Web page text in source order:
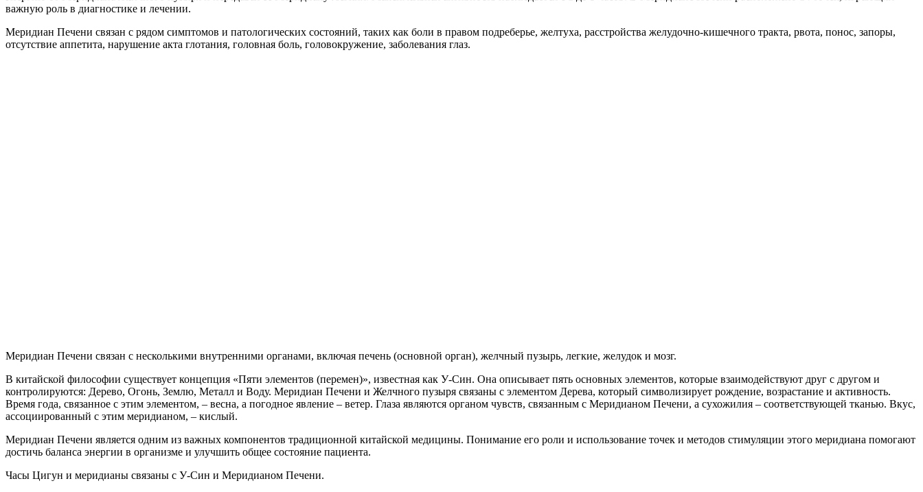
важную роль в диагностике и лечении.
Меридиан Печени связан с рядом симптомов и патологических состояний, таких как боли в правом подреберье, желтуха, расстройства желудочно-кишечного тракта, рвота, понос, запоры,
отсутствие аппетита, нарушение акта глотания, головная боль, головокружение, заболевания глаз.
Меридиан Печени связан с несколькими внутренними органами, включая печень (основной орган), желчный пузырь, легкие, желудок и мозг.
В китайской философии существует концепция «Пяти элементов (перемен)», известная как У-Син. Она описывает пять основных элементов, которые взаимодействуют друг с другом и
контролируются: Дерево, Огонь, Землю, Металл и Воду. Меридиан Печени и Желчного пузыря связаны с элементом Дерева, который символизирует рождение, возрастание и активность.
Время года, связанное с этим элементом, – весна, а погодное явление – ветер. Глаза являются органом чувств, связанным с Меридианом Печени, а сухожилия – соответствующей тканью. Вкус,
ассоциированный с этим меридианом, – кислый.
Меридиан Печени является одним из важных компонентов традиционной китайской медицины. Понимание его роли и использование точек и методов стимуляции этого меридиана помогают
достичь баланса энергии в организме и улучшить общее состояние пациента.
Часы Цигун и меридианы связаны с У-Син и Меридианом Печени.